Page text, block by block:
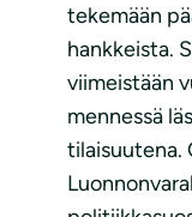
tekemään
hankkeista.
viimeistään
mennessä
tilaisuutena.